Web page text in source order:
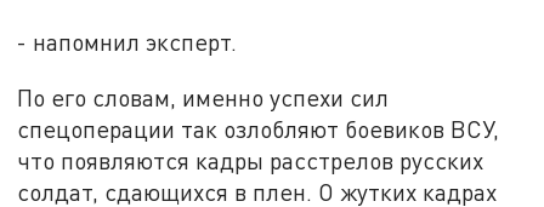
- напомнил эксперт.
По его словам, именно успехи сил
спецоперации так озлобляют боевиков ВСУ,
что появляются кадры расстрелов русских
солдат, сдающихся в плен. О жутких кадрах